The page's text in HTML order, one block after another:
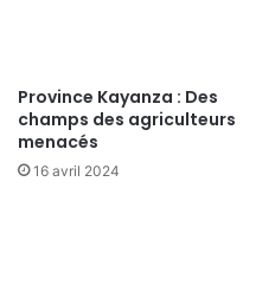
Province Kayanza : Des
champs des agriculteurs
menacés
16 avril 2024